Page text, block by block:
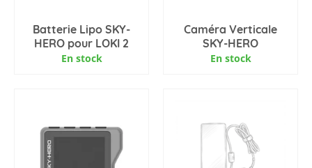
Batterie Lipo SKY-
HERO pour LOKI 2
En stock
Caméra Verticale
SKY-HERO
En stock